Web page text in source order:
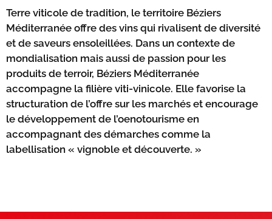
Terre viticole de tradition, le territoire Béziers
Méditerranée offre des vins qui rivalisent de diversité
et de saveurs ensoleillées. Dans un contexte de
mondialisation mais aussi de passion pour les
produits de terroir, Béziers Méditerranée
accompagne la filière viti-vinicole. Elle favorise la
structuration de l’offre sur les marchés et encourage
le développement de l’oenotourisme en
accompagnant des démarches comme la
labellisation « vignoble et découverte. »